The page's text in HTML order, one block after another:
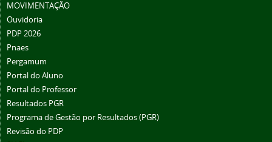
MOVIMENTAÇÃO
Ouvidoria
PDP 2026
Pnaes
Pergamum
Portal do Aluno
Portal do Professor
Resultados PGR
Programa de Gestão por Resultados (PGR)
Revisão do PDP